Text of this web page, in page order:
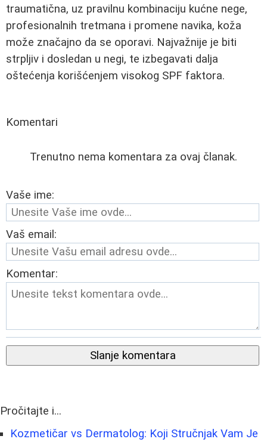
traumatična, uz pravilnu kombinaciju kućne nege,
profesionalnih tretmana i promene navika, koža
može značajno da se oporavi. Najvažnije je biti
strpljiv i dosledan u negi, te izbegavati dalja
oštećenja korišćenjem visokog SPF faktora.
Komentari
Trenutno nema komentara za ovaj članak.
Vaše ime:
Vaš email:
Komentar:
Slanje komentara
Pročitajte i...
Kozmetičar vs Dermatolog: Koji Stručnjak Vam Je